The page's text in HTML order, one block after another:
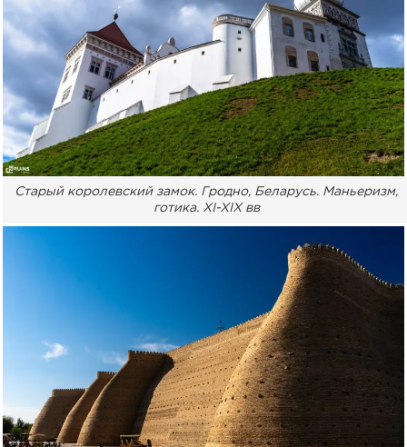
Старый королевский замок. Гродно, Беларусь. Маньеризм,
готика. XI-XIX вв